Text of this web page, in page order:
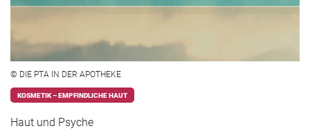
© DIE PTA IN DER APOTHEKE
KOSMETIK – EMPFINDLICHE HAUT
Haut und Psyche